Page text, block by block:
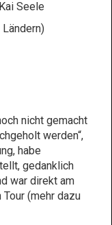
Seele
nicht gemacht
werden“,
habe
gedanklich
war direkt am
(mehr dazu